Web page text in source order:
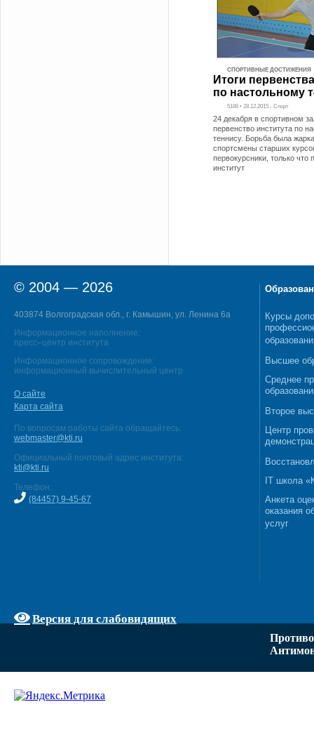
СПОРТИВНЫЕ ДОСТИЖЕНИЯ
Итоги
по настольному
5186 • 28.12.2015 - Спорт
24 декабря в спортивном
первенство института по
теннису. Борьба была
спортсмены старших
первокурсники, только
институт
© 2004 — 2026
403874 Волгоградская обл., г. Камышин, ул. Ленина 6а
Информационное наполнение:
пресс–центр института
Информационное сопровождение:
информационный вычислительный центр
О сайте
Карта сайта
По вопросам работы сайта обращайтесь:
webmaster@kti.ru
Официальный почтовый адрес института:
kti@kti.ru
Телефон:
(84457) 9-45-67
Версия для слабовидящих
Курсы
Высшее
Среднее
Второе
Центр
IT школа
Анкета
оказания
услуг